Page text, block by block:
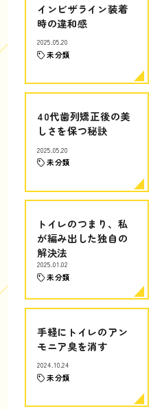
インビザライン装着
時の違和感
2025.05.20
未分類
40代歯列矯正後の美
しさを保つ秘訣
2025.05.20
未分類
トイレのつまり、私
が編み出した独自の
解決法
2025.01.02
未分類
手軽にトイレのアン
モニア臭を消す
2024.10.24
未分類